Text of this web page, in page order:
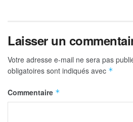
Laisser un
Votre adresse e-mail ne sera pas
obligatoires sont indiqués avec *
Commentaire *